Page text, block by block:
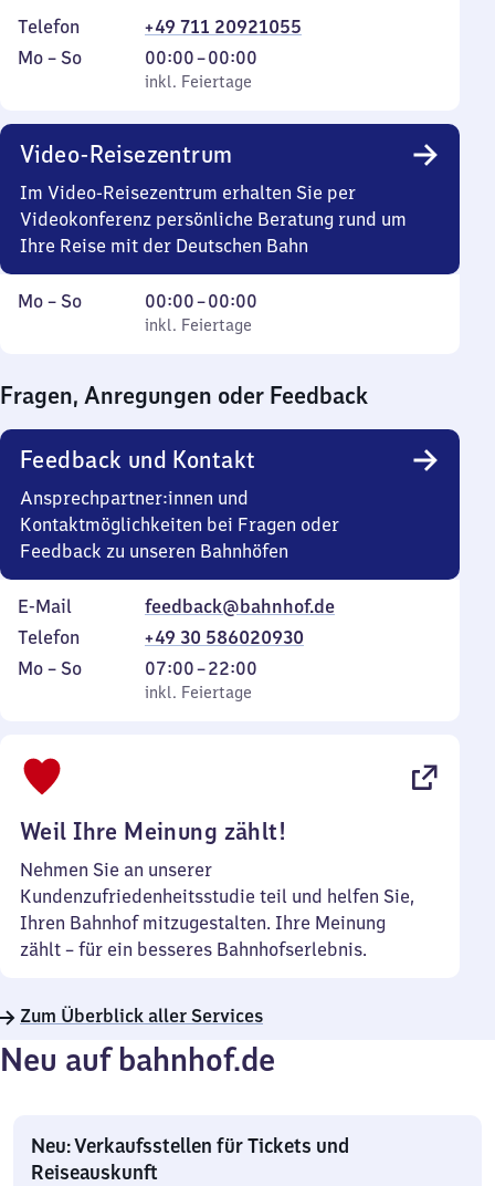
Telefon
+49 711 20921055
Montag
Mo – So,
inkl. Feiertage
00:00–00:00
Von
0
0
Uhr
inkl. Feiertage
Video-Reisezentrum
Im Video-Reisezentrum erhalten Sie per
Videokonferenz persönliche Beratung rund um
Ihre Reise mit der Deutschen Bahn
Montag
Mo – So,
inkl. Feiertage
00:00–00:00
Von
0
0
Uhr
inkl. Feiertage
Fragen, Anregungen oder Feedback
Feedback und Kontakt
Ansprechpartner:innen und
Kontaktmöglichkeiten bei Fragen oder
Feedback zu unseren Bahnhöfen
E-Mail
feedback@bahnhof.de
Telefon
+49 30 586020930
Montag
Mo – So,
inkl. Feiertage
07:00–22:00
Von
7
inkl. Feiertage
Weil Ihre Meinung zählt!
Nehmen Sie an unserer
Kundenzufriedenheitsstudie teil und helfen Sie,
Ihren Bahnhof mitzugestalten. Ihre Meinung
zählt – für ein besseres Bahnhofserlebnis.
Zum Überblick aller Services
Neu auf bahnhof.de
Neu: Verkaufsstellen für Tickets und
Reiseauskunft